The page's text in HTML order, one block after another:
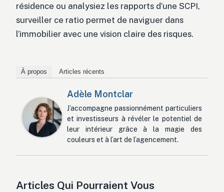
résidence ou analysiez les rapports d’une SCPI,
surveiller ce ratio permet de naviguer dans
l’immobilier avec une vision claire des risques.
À propos Articles récents
Adèle Montclar
J’accompagne passionnément particuliers
et investisseurs à révéler le potentiel de
leur intérieur grâce à la magie des
couleurs et à l’art de l’agencement.
Articles Qui Pourraient Vous